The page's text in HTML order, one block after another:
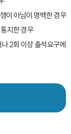
이 아님이 명백한 경우
지한 경우
2회 이상 출석요구에